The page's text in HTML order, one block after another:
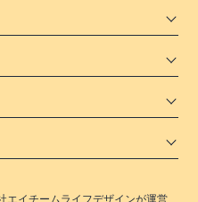
エイチームライフデザインが運営